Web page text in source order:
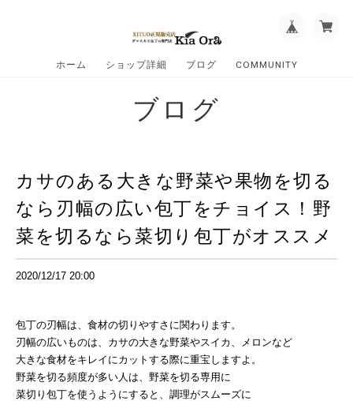
ホーム ショップ詳細 ブログ COMMUNITY
ブログ
カサのある大きな野菜や果物を切る
なら刃幅の広い包丁をチョイス！野
菜を切るなら菜切り包丁がオススメ
2020/12/17 20:00
包丁の刃幅は、食材の切りやすさに関わります。
刃幅の広いものは、カサの大きな野菜やスイカ、メロンなど
大きな食材をキレイにカットする際に重宝しますよ。
野菜を切る頻度が多い人は、野菜を切る専用に
菜切り包丁を使うようにすると、調理がスムーズに